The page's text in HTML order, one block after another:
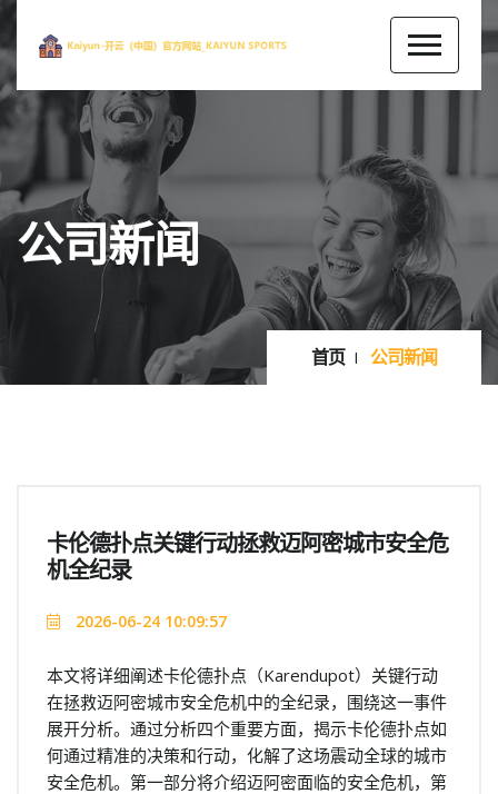
公司新闻
首页 公司新闻
卡伦德扑点关键行动拯救迈阿密城市安全危
机全纪录
2026-06-24 10:09:57
本文将详细阐述卡伦德扑点（Karendupot）关键行动
在拯救迈阿密城市安全危机中的全纪录，围绕这一事件
展开分析。通过分析四个重要方面，揭示卡伦德扑点如
何通过精准的决策和行动，化解了这场震动全球的城市
安全危机。第一部分将介绍迈阿密面临的安全危机，第